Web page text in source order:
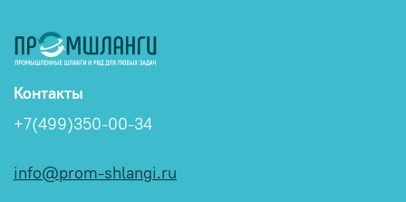
Контакты
+7(499)350-00-34
info@prom-shlangi.ru